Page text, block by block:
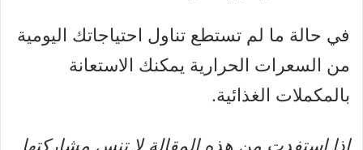
في حالة ما لم تستطع تناول احتياجاتك اليومية
من السعرات الحرارية يمكنك الاستعانة
بالمكملات الغذائية.
إذا استفدت من هذه المقالة لا تنس مشاركتها